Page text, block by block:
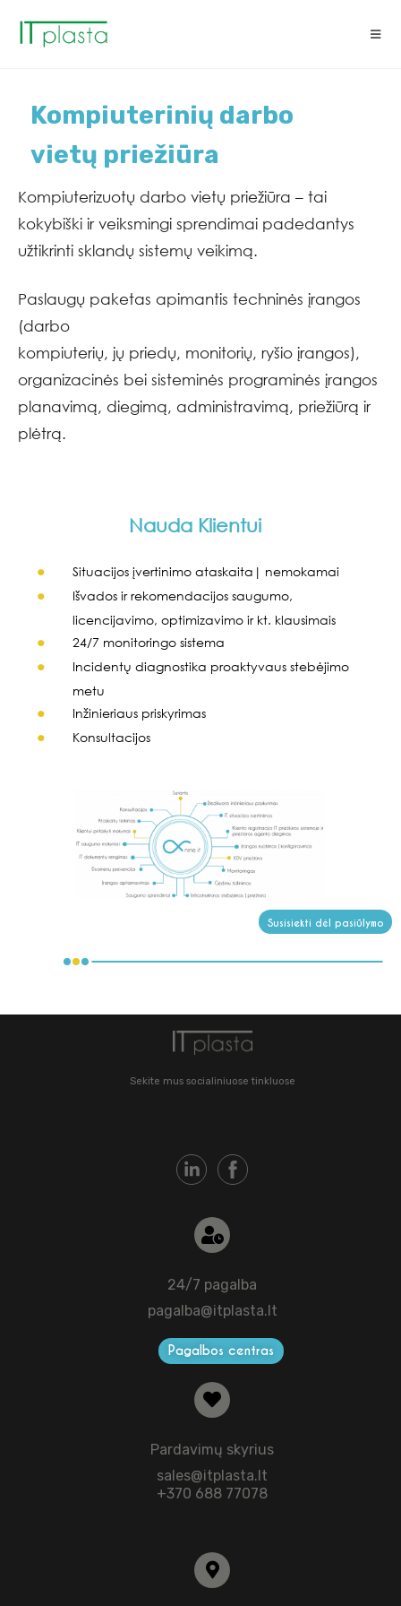
Kompiuterinių darbo
vietų priežiūra
Kompiuterizuotų darbo vietų priežiūra – tai
kokybiški ir veiksmingi sprendimai padedantys
užtikrinti sklandų sistemų veikimą.
Paslaugų paketas apimantis techninės įrangos
(darbo
kompiuterių, jų priedų, monitorių, ryšio įrangos),
organizacinės bei sisteminės programinės įrangos
planavimą, diegimą, administravimą, priežiūrą ir
plėtrą.
Nauda Klientui
Situacijos įvertinimo ataskaita| nemokamai
Išvados ir rekomendacijos saugumo,
licencijavimo, optimizavimo ir kt. klausimais
24/7 monitoringo sistema
Incidentų diagnostika proaktyvaus stebėjimo
metu
Inžinieriaus priskyrimas
Konsultacijos
Susisiekti dėl pasiūlymo
Sekite mus socialiniuose tinkluose
24/7 pagalba
pagalba@itplasta.lt
Pagalbos centras
Pardavimų skyrius
sales@itplasta.lt
+370 688 77078